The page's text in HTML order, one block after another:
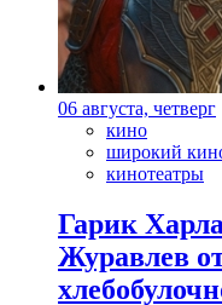
06 августа, четверг
кино
широкий
кинотеатры
Гарик
Журавлев